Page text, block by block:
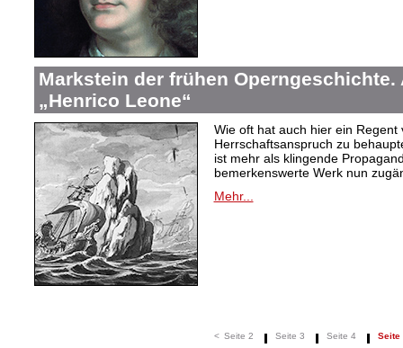
Markstein der frühen
„Henrico Leone“
Wie oft hat auch hier ein
Herrschaftsanspruch zu
ist mehr als klingende
bemerkenswerte Werk nun
Mehr...
< Seite 2 Seite 3 Seite 4 Seite